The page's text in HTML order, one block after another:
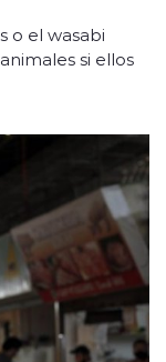
o el wasabi
si ellos